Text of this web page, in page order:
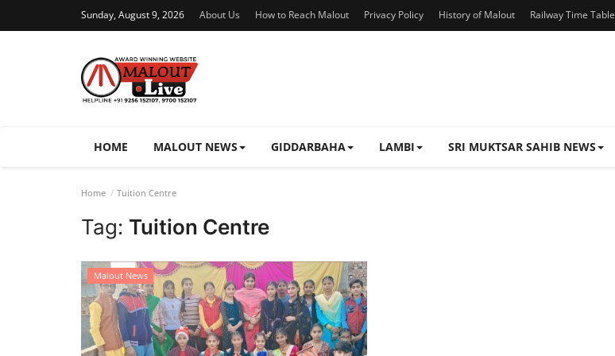
Sunday, August 9, 2026 About Us How to Reach Malout Privacy Policy History of Malout Railway Time Table
HOME MALOUT NEWS GIDDARBAHA LAMBI SRI MUKTSAR SAHIB NEWS
Home Tuition Centre
Tag: Tuition Centre
Malout News